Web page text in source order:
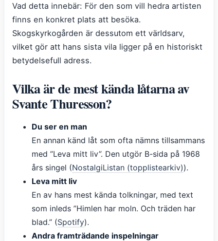
Vad detta innebär: För den som vill hedra artisten
finns en konkret plats att besöka.
Skogskyrkogården är dessutom ett världsarv,
vilket gör att hans sista vila ligger på en historiskt
betydelsefull adress.
Vilka är de mest kända låtarna av
Svante Thuresson?
Du ser en man
En annan känd låt som ofta nämns tillsammans
med ”Leva mitt liv”. Den utgör B-sida på 1968
års singel (NostalgiListan (topplistearkiv)).
Leva mitt liv
En av hans mest kända tolkningar, med text
som inleds ”Himlen har moln. Och träden har
blad.” (Spotify).
Andra framträdande inspelningar